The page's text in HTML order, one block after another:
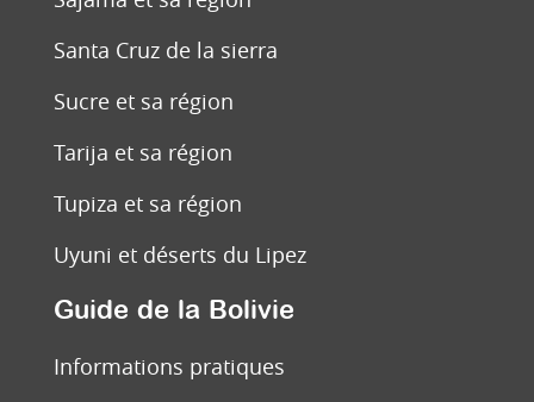
Santa Cruz de la sierra
Sucre et sa région
Tarija et sa région
Tupiza et sa région
Uyuni et déserts du Lipez
Guide de la Bolivie
Informations pratiques